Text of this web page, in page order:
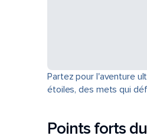
Partez pour l'aventure
étoiles, des mets qui
Points forts